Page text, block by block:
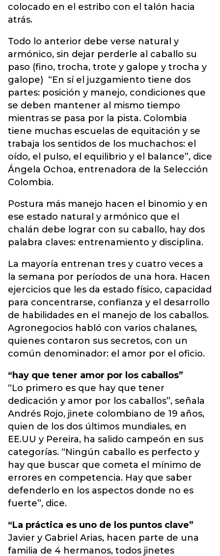
colocado en el estribo con el talón hacia
atrás.
Todo lo anterior debe verse natural y
armónico, sin dejar perderle al caballo su
paso (fino, trocha, trote y galope y trocha y
galope) “En sí el juzgamiento tiene dos
partes: posición y manejo, condiciones que
se deben mantener al mismo tiempo
mientras se pasa por la pista. Colombia
tiene muchas escuelas de equitación y se
trabaja los sentidos de los muchachos: el
oído, el pulso, el equilibrio y el balance”, dice
Ángela Ochoa, entrenadora de la Selección
Colombia.
Postura más manejo hacen el binomio y en
ese estado natural y armónico que el
chalán debe lograr con su caballo, hay dos
palabra claves: entrenamiento y disciplina.
La mayoría entrenan tres y cuatro veces a
la semana por períodos de una hora. Hacen
ejercicios que les da estado físico, capacidad
para concentrarse, confianza y el desarrollo
de habilidades en el manejo de los caballos.
Agronegocios habló con varios chalanes,
quienes contaron sus secretos, con un
común denominador: el amor por el oficio.
“hay que tener amor por los caballos”
“Lo primero es que hay que tener
dedicación y amor por los caballos”, señala
Andrés Rojo, jinete colombiano de 19 años,
quien de los dos últimos mundiales, en
EE.UU y Pereira, ha salido campeón en sus
categorías. “Ningún caballo es perfecto y
hay que buscar que cometa el mínimo de
errores en competencia. Hay que saber
defenderlo en los aspectos donde no es
fuerte”, dice.
“La práctica es uno de los puntos clave”
Javier y Gabriel Arias, hacen parte de una
familia de 4 hermanos, todos jinetes